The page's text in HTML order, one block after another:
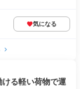
気になる
る軽い荷物で運